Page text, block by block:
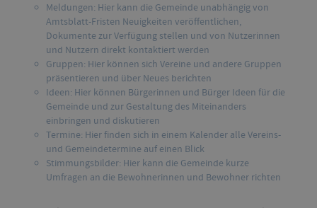
Meldungen: Hier kann die Gemeinde unabhängig von
Amtsblatt-Fristen Neuigkeiten veröffentlichen,
Dokumente zur Verfügung stellen und von Nutzerinnen
und Nutzern direkt kontaktiert werden
Gruppen: Hier können sich Vereine und andere Gruppen
präsentieren und über Neues berichten
Ideen: Hier können Bürgerinnen und Bürger Ideen für die
Gemeinde und zur Gestaltung des Miteinanders
einbringen und diskutieren
Termine: Hier finden sich in einem Kalender alle Vereins-
und Gemeindetermine auf einen Blick
Stimmungsbilder: Hier kann die Gemeinde kurze
Umfragen an die Bewohnerinnen und Bewohner richten